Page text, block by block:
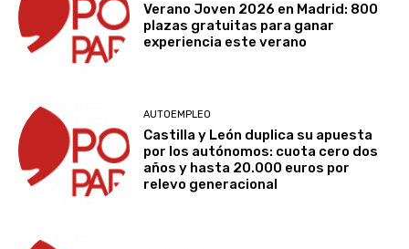
Verano Joven 2026 en Madrid: 800
plazas gratuitas para ganar
experiencia este verano
AUTOEMPLEO
Castilla y León duplica su apuesta
por los autónomos: cuota cero dos
años y hasta 20.000 euros por
relevo generacional